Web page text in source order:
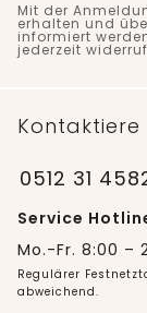
Mit der
erhalten und
informiert
jederzeit
Kontaktiere
0512 31
Service
Mo.-Fr. 8:00 –
Regulärer
abweichend.